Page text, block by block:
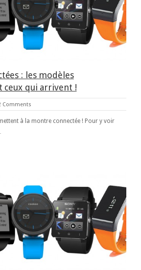
: les modèles
qui arrivent !
Comments
à la montre connectée ! Pour y voir